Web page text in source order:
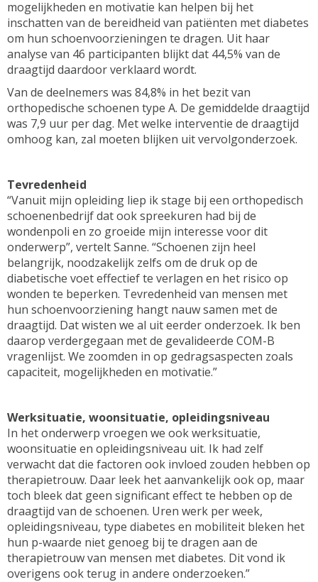
mogelijkheden en motivatie kan helpen bij het
inschatten van de bereidheid van patiënten met diabetes
om hun schoenvoorzieningen te dragen. Uit haar
analyse van 46 participanten blijkt dat 44,5% van de
draagtijd daardoor verklaard wordt.
Van de deelnemers was 84,8% in het bezit van
orthopedische schoenen type A. De gemiddelde draagtijd
was 7,9 uur per dag. Met welke interventie de draagtijd
omhoog kan, zal moeten blijken uit vervolgonderzoek.
Tevredenheid
“Vanuit mijn opleiding liep ik stage bij een orthopedisch
schoenenbedrijf dat ook spreekuren had bij de
wondenpoli en zo groeide mijn interesse voor dit
onderwerp”, vertelt Sanne. “Schoenen zijn heel
belangrijk, noodzakelijk zelfs om de druk op de
diabetische voet effectief te verlagen en het risico op
wonden te beperken. Tevredenheid van mensen met
hun schoenvoorziening hangt nauw samen met de
draagtijd. Dat wisten we al uit eerder onderzoek. Ik ben
daarop verdergegaan met de gevalideerde COM-B
vragenlijst. We zoomden in op gedragsaspecten zoals
capaciteit, mogelijkheden en motivatie.”
Werksituatie, woonsituatie, opleidingsniveau
In het onderwerp vroegen we ook werksituatie,
woonsituatie en opleidingsniveau uit. Ik had zelf
verwacht dat die factoren ook invloed zouden hebben op
therapietrouw. Daar leek het aanvankelijk ook op, maar
toch bleek dat geen significant effect te hebben op de
draagtijd van de schoenen. Uren werk per week,
opleidingsniveau, type diabetes en mobiliteit bleken het
hun p-waarde niet genoeg bij te dragen aan de
therapietrouw van mensen met diabetes. Dit vond ik
overigens ook terug in andere onderzoeken.”